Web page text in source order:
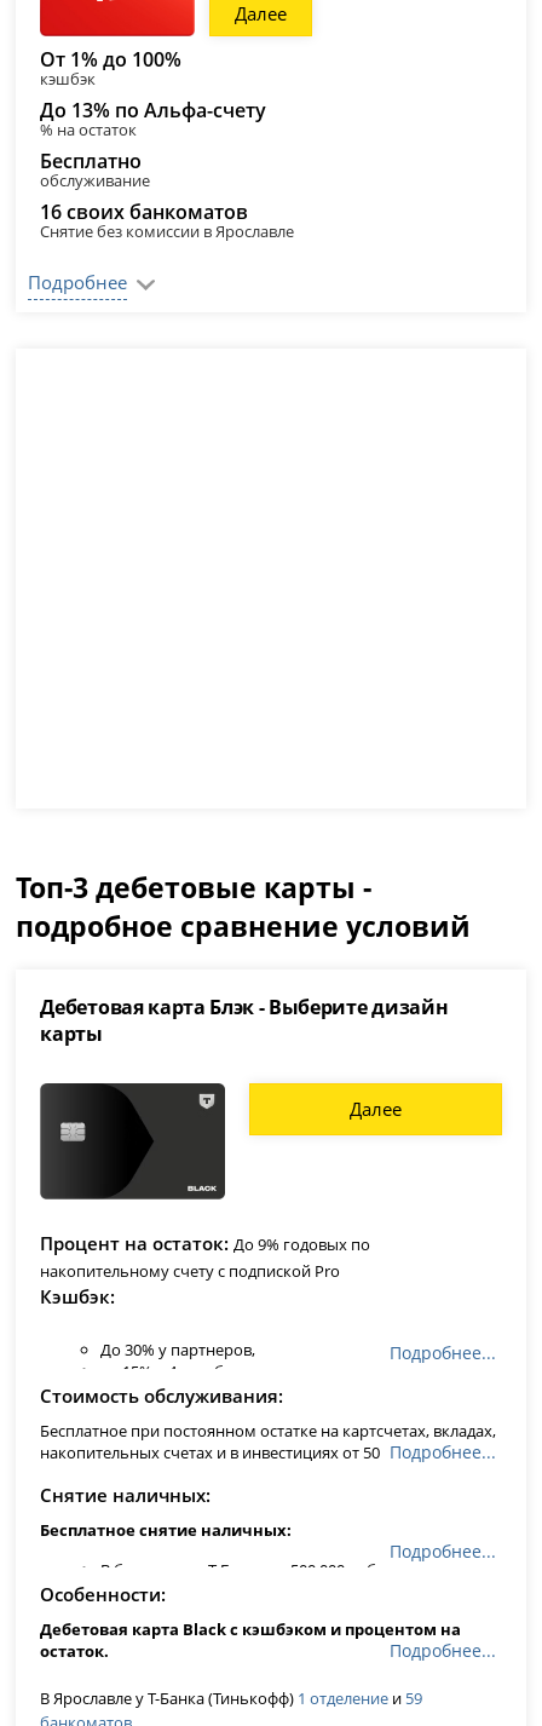
Далее
От 1% до 100%
кэшбэк
До 13% по Альфа-счету
% на остаток
Бесплатно
обслуживание
16 своих банкоматов
Снятие без комиссии в Ярославле
Подробнее
Топ-3 дебетовые карты -
подробное сравнение условий
Дебетовая карта Блэк - Выберите дизайн
карты
Процент на остаток До 9% годовых по
накопительному счету с подпиской Pro
Кэшбэк
До 30% у партнеров,
до 15% в 4-х выбранных местах и категориях,
1% за любые покупки от 100 рублей.
Другие категории с повышенным кэшбэком до 15%
меняются каждый месяц: от фастфуда и ресторанов до аптек
и топлива.Кэшбэк рублями, а не бонусами!
Подробнее...
Стоимость обслуживания
Бесплатное при постоянном остатке на картсчетах, вкладах,
накопительных счетах и в инвестициях от 50 000 руб., или на
Подробнее...
Снятие наличных
Бесплатное снятие наличных:
В банкоматах Т-Банка до 500 000 рублей в месяц
В любых других банкоматах по всему миру от 3000
Подробнее...
Особенности
Дебетовая карта Black с кэшбэком и процентом на
остаток.
Виртуальная карта моментально - пополнять и
совершать переводы в онлайн-банке и мобильном
Подробнее...
В Ярославле у Т-Банка (Тинькофф) 1 отделение и 59
Далее